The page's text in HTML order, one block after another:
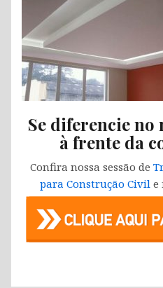
Se diferencie no
à frente da
Confira nossa sessão de
para Construção Civile